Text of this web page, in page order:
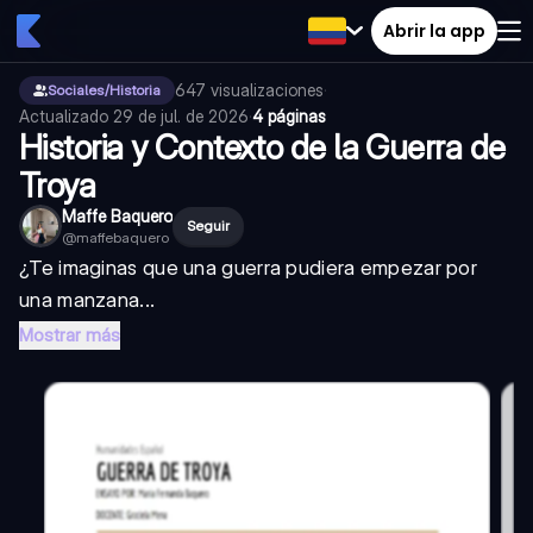
Abrir la app
Sociales/Historia 647 visualizaciones·
Actualizado 29 de jul. de 2026·4 páginas
Historia y Contexto de la Guerra de
Troya
Maffe Baquero
@maffebaquero
Seguir
¿Te imaginas que una guerra pudiera empezar por
una manzana...
Mostrar más